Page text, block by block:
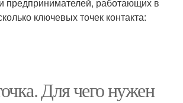
ключевых точек контакта:
Для чего нужен